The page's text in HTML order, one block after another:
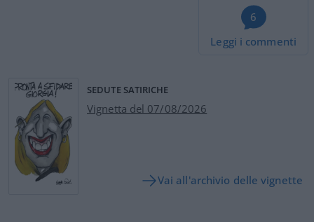
6
Leggi i commenti
SEDUTE SATIRICHE
Vignetta del 07/08/2026
Vai all'archivio delle vignette